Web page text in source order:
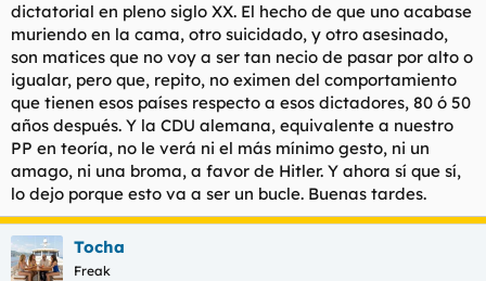
Si quieres te puedo poner ejemplos y analogías de
comparaciones válidas y de comparaciones que no son válidas.
Por ejemplo, se puede comparar el desarrollo del toreo en
Francia y el desarrollo del toreo en España, porque en ambos
países existe el toreo. Es evidente que los acontecimientos
históricos a ese respecto son extremadamente diferentes, pero
se puede decir "En España con el toreo se hace así mientras
que en Francia se hace asao". Lo que no se puede hacer es
decir "En España con el toreo se hace así mientras que en
Luxemburgo se hace asao" porque en Luxemburgo no hay
toreo ni lo ha habido nunca. Por la misma regla de tres, no
puedes comparar lo que se hizo con Franco en España con lo
que se hizo con el Franco de Francia, Portugal o Bélgica
porque jamás esos países han tenido un Franco.
dictatorial en pleno siglo XX. El hecho de que uno acabase
muriendo en la cama, otro suicidado, y otro asesinado,
son matices que no voy a ser tan necio de pasar por alto o
igualar, pero que, repito, no eximen del comportamiento
que tienen esos países respecto a esos dictadores, 80 ó 50
años después. Y la CDU alemana, equivalente a nuestro
PP en teoría, no le verá ni el más mínimo gesto, ni un
amago, ni una broma, a favor de Hitler. Y ahora sí que sí,
lo dejo porque esto va a ser un bucle. Buenas tardes.
Tocha
Freak